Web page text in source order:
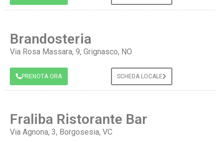
Brandosteria
Via Rosa Massara, 9, Grignasco, NO
PRENOTA ORA SCHEDA LOCALE
Fraliba Ristorante Bar
Via Agnona, 3, Borgosesia, VC